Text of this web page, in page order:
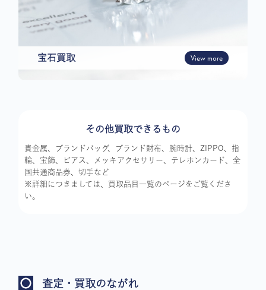
宝石買取 View more
その他買取できるもの
貴金属、ブランドバッグ、ブランド財布、腕時計、ZIPPO、指
輪、宝飾、ピアス、メッキアクセサリー、テレホンカード、全
国共通商品券、切手など
※詳細につきましては、買取品目一覧のページをご覧くださ
い。
査定・買取のながれ